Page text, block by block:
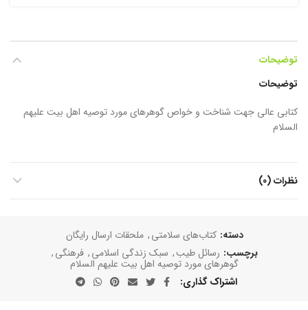
توضیحات
توضیحات
کتابی عالی جهت شناخت و خواص گوهرهای مورد توصیه اهل بیت علیهم
السلام
نظرات (0)
دسته: کتاب‌های سلامتی, ملحقات ارسال رایگان
برچسب: رسائل طیب, سبک زندگی اسلامی, فرهنگی,
گوهرهای مورد توصیه اهل بیت علیهم السلام
اشتراک گذاری